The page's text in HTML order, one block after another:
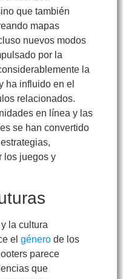
que también
mapas
nuevos modos
por la
la
ha influido en el
relacionados.
en línea y las
se han convertido
los juegos y
la cultura
el género de los
parece
que